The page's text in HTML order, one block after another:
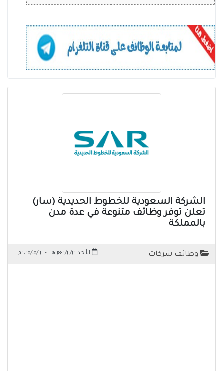
-
الشركة السعودية للخطوط الحديدية (سار)
تعلن توفر وظائف متنوعة في عدة مدن
بالمملكة
وظائف شركات الأحد ١٤٤٦/١١/١٢ هـ - ٢٠٢٥/٠٥/١١م